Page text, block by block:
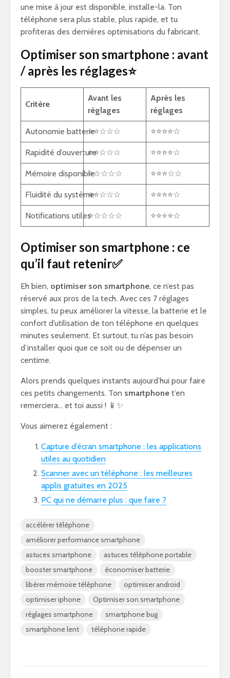
une mise à jour est disponible, installe-la. Ton
téléphone sera plus stable, plus rapide, et tu
profiteras des dernières optimisations du fabricant.
Optimiser son smartphone : avant
/ après les réglages⭐
Critère
Avant les
réglages
Après les
réglages
Autonomie batterie⭐⭐☆☆☆ ⭐⭐⭐⭐☆
Rapidité d’ouverture⭐⭐☆☆☆ ⭐⭐⭐⭐☆
Mémoire disponible⭐☆☆☆☆ ⭐⭐⭐☆☆
Fluidité du système⭐⭐☆☆☆ ⭐⭐⭐⭐☆
Notifications utiles⭐☆☆☆☆ ⭐⭐⭐⭐☆
Optimiser son smartphone : ce
qu’il faut retenir✅
Eh bien, optimiser son smartphone, ce n’est pas
réservé aux pros de la tech. Avec ces 7 réglages
simples, tu peux améliorer la vitesse, la batterie et le
confort d’utilisation de ton téléphone en quelques
minutes seulement. Et surtout, tu n’as pas besoin
d’installer quoi que ce soit ou de dépenser un
centime.
Alors prends quelques instants aujourd’hui pour faire
ces petits changements. Ton smartphone t’en
remerciera… et toi aussi ! 📱✨
Vous aimerez également :
Capture d’écran smartphone : les applications
utiles au quotidien
Scanner avec un téléphone : les meilleures
applis gratuites en 2025
PC qui ne démarre plus : que faire ?
accélérer téléphone
améliorer performance smartphone
astuces smartphone
astuces téléphone portable
booster smartphone
économiser batterie
libérer mémoire téléphone
optimiser android
optimiser iphone
Optimiser son smartphone
réglages smartphone
smartphone bug
smartphone lent
téléphone rapide